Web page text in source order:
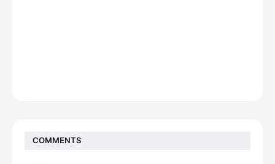
COMMENTS